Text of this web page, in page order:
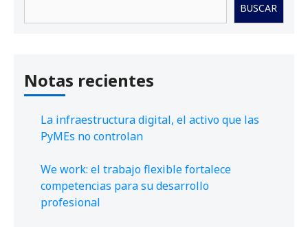
BUSCAR
Notas recientes
La infraestructura digital, el activo que las
PyMEs no controlan
We work: el trabajo flexible fortalece
competencias para su desarrollo
profesional